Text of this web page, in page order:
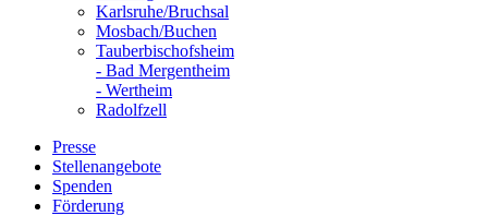
Karlsruhe/Bruchsal
Mosbach/Buchen
Tauberbischofsheim
- Bad Mergentheim
- Wertheim
Radolfzell
Presse
Stellenangebote
Spenden
Förderung